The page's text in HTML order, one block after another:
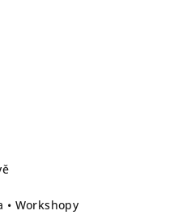
• Workshopy